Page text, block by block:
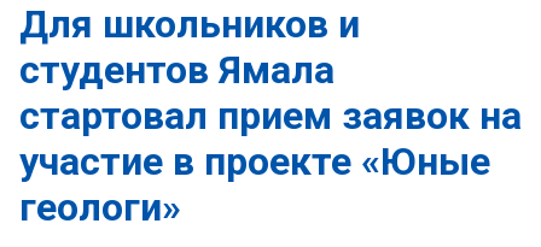
Для школьников и
студентов Ямала
стартовал прием заявок на
участие в проекте «Юные
геологи»